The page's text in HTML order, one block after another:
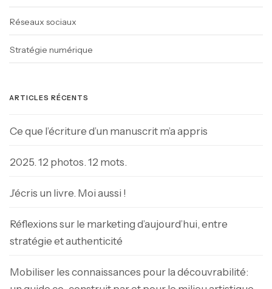
Réseaux sociaux
Stratégie numérique
ARTICLES RÉCENTS
Ce que l’écriture d’un manuscrit m’a appris
2025. 12 photos. 12 mots.
J’écris un livre. Moi aussi !
Réflexions sur le marketing d’aujourd’hui, entre
stratégie et authenticité
Mobiliser les connaissances pour la découvrabilité: